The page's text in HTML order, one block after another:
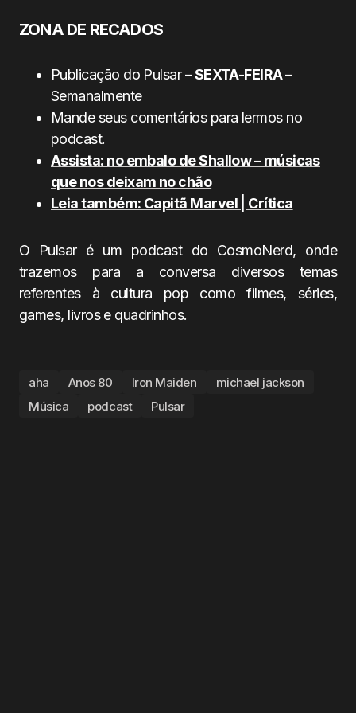
ZONA DE RECADOS
Publicação do Pulsar –SEXTA-FEIRA–
Semanalmente
Mande seus comentários para lermos no
podcast.
Assista: no embalo de Shallow – músicas
que nos deixam no chão
Leia também: Capitã Marvel | Crítica
O Pulsar é um podcast do CosmoNerd, onde
trazemos para a conversa diversos temas
referentes à cultura pop como filmes, séries,
games, livros e quadrinhos.
aha Anos 80 Iron Maiden
michael jackson
Música
podcast Pulsar